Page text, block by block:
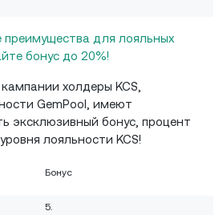
преимущества для лояльных
бонус до 20%!
холдеры KCS,
GemPool, имеют
эксклюзивный бонус, процент
лояльности KCS!
Бонус
5.